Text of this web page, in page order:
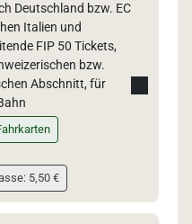
Deutschland bzw. EC
Italien und
FIP 50 Tickets,
bzw.
Abschnitt, für
5,50 €